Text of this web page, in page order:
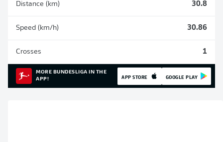
Distance (km) 30.8
Speed (km/h) 30.86
Crosses 1
MORE BUNDESLIGA IN THE
APP!
APP STORE GOOGLE PLAY